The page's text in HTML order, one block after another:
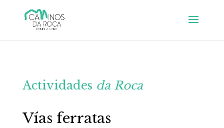
Actividades da Roca
Vías ferratas